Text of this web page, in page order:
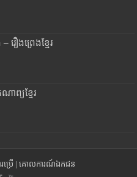
រឿងព្រេងខ្មែរ
ព្យខ្មែរ
ប្រើ | គោលការណ៍ឯកជន